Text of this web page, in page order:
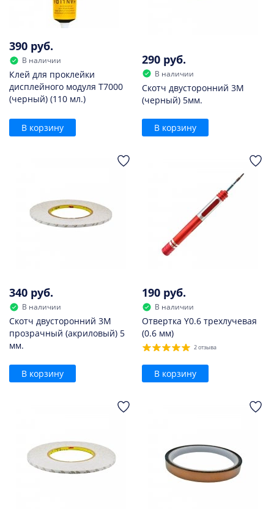
390 руб.
В наличии
Клей для проклейки
дисплейного модуля T7000
(черный) (110 мл.)
В корзину
290 руб.
В наличии
Скотч двусторонний 3M
(черный) 5мм.
В корзину
340 руб.
В наличии
Скотч двусторонний 3M
прозрачный (акриловый) 5
мм.
В корзину
190 руб.
В наличии
Отвертка Y0.6 трехлучевая
(0.6 мм)
2 отзыва
В корзину